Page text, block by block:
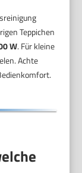
Teppichen
W. Für kleine
Achte